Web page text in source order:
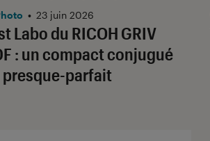
Labo du RICOH GRIV
: un compact conjugué
presque-parfait
Noté 5 étoiles sur 5
• 23 juin 2026